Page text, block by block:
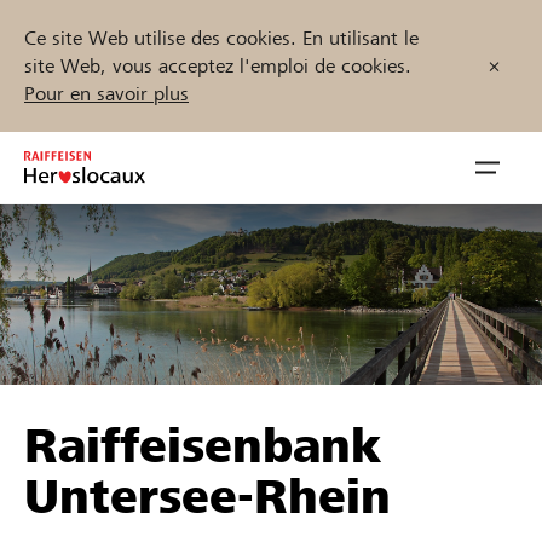
Ce site Web utilise des cookies. En utilisant le
site Web, vous acceptez l'emploi de cookies.
Pour en savoir plus
Inhalt
springen
öffnen
Parrainer
Soutien & assistance
Trouvez des projets et des organisations
Démarrez maintenant
Raiffeisenbank
Untersee-Rhein